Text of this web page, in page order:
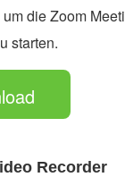
die Zoom
starten.
Recorder